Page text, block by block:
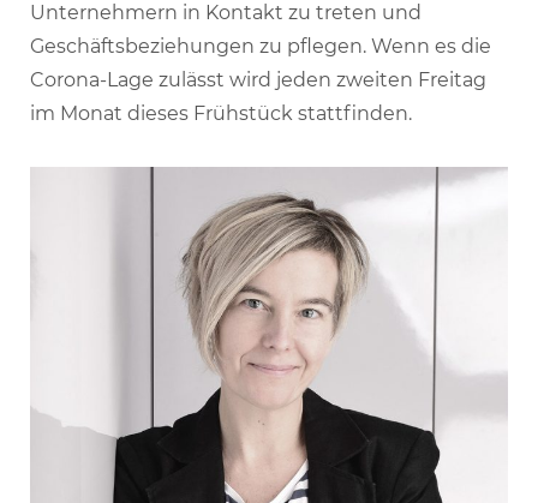
Unternehmern in Kontakt zu treten und
Geschäftsbeziehungen zu pflegen. Wenn es die
Corona-Lage zulässt wird jeden zweiten Freitag
im Monat dieses Frühstück stattfinden.